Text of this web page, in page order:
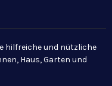
hilfreiche und nützliche
Haus, Garten und